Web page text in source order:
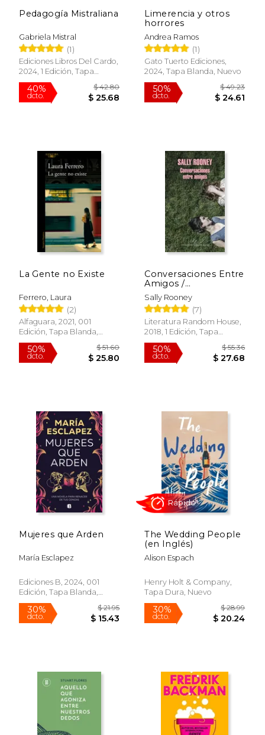
40%
dcto. $ 23.54
50%
dcto.
Pedagogía Mistraliana
Gabriela Mistral
(1)
Ediciones Libros Del Cardo,
2024, 1 Edición, Tapa
Blanda, Nuevo
40%
dcto. $ 25.68
Limerencia y otros
horrores
Andrea Ramos
(1)
Gato Tuerto Ediciones,
2024, Tapa Blanda, Nuevo
50%
dcto.
La Gente no Existe
Ferrero, Laura
(2)
Alfaguara, 2021, 001
Edición, Tapa Blanda,
Nuevo
Conversaciones Entre
Amigos /
Conversations with
Friends
Sally Rooney
(7)
Literatura Random House,
2018, 1 Edición, Tapa
Blanda, Nuevo
Mujeres que Arden
María Esclapez
Ediciones B, 2024, 001
Edición, Tapa Blanda,
Nuevo
The Wedding People
(en Inglés)
Alison Espach
Henry Holt & Company,
Tapa Dura, Nuevo